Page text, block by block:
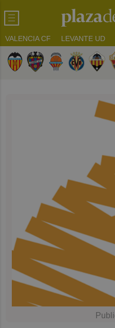
VALENCIA CF LEVANTE UD